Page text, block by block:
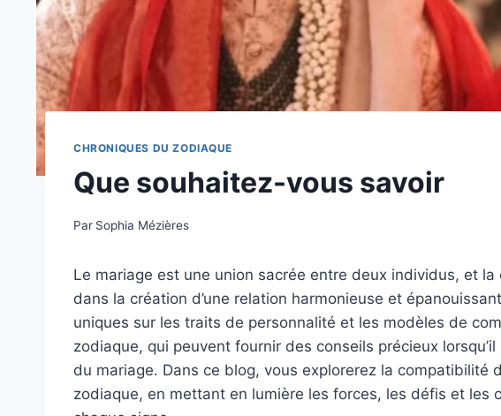
CHRONIQUES DU ZODIAQUE
Que souhaitez-vous savoir
Par Sophia Mézières
Le mariage est une union sacrée entre deux individus, et
dans la création d’une relation harmonieuse et
uniques sur les traits de personnalité et les modèles de
zodiaque, qui peuvent fournir des conseils précieux
du mariage. Dans ce blog, vous explorerez la compatibilité
zodiaque, en mettant en lumière les forces, les défis et les